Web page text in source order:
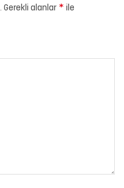
Gerekli alanlar * ile